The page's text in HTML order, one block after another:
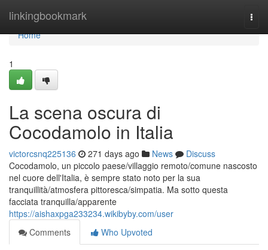
linkingbookmark
Home
Home
1
La scena oscura di
Cocodamolo in Italia
victorcsnq225136 271 days ago News
Discuss
Cocodamolo, un piccolo paese/villaggio remoto/comune nascosto
nel cuore dell'Italia, è sempre stato noto per la sua
tranquillità/atmosfera pittoresca/simpatia. Ma sotto questa
facciata tranquilla/apparente
https://aishaxpga233234.wikibyby.com/user
Comments
Who Upvoted